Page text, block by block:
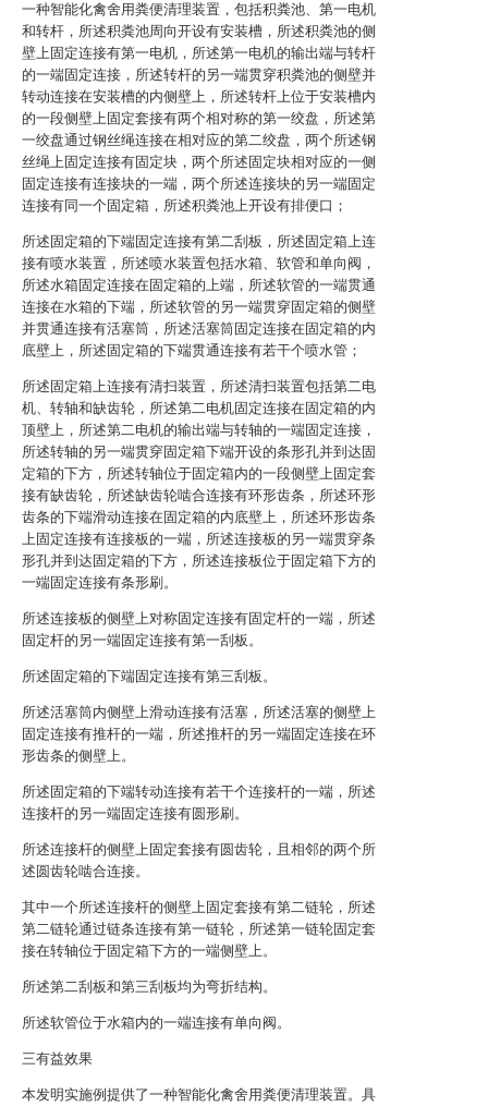
一种智能化禽舍用粪便清理装置，包括积粪池、第一电机
和转杆，所述积粪池周向开设有安装槽，所述积粪池的侧
壁上固定连接有第一电机，所述第一电机的输出端与转杆
的一端固定连接，所述转杆的另一端贯穿积粪池的侧壁并
转动连接在安装槽的内侧壁上，所述转杆上位于安装槽内
的一段侧壁上固定套接有两个相对称的第一绞盘，所述第
一绞盘通过钢丝绳连接在相对应的第二绞盘，两个所述钢
丝绳上固定连接有固定块，两个所述固定块相对应的一侧
固定连接有连接块的一端，两个所述连接块的另一端固定
连接有同一个固定箱，所述积粪池上开设有排便口；
所述固定箱的下端固定连接有第二刮板，所述固定箱上连
接有喷水装置，所述喷水装置包括水箱、软管和单向阀，
所述水箱固定连接在固定箱的上端，所述软管的一端贯通
连接在水箱的下端，所述软管的另一端贯穿固定箱的侧壁
并贯通连接有活塞筒，所述活塞筒固定连接在固定箱的内
底壁上，所述固定箱的下端贯通连接有若干个喷水管；
所述固定箱上连接有清扫装置，所述清扫装置包括第二电
机、转轴和缺齿轮，所述第二电机固定连接在固定箱的内
顶壁上，所述第二电机的输出端与转轴的一端固定连接，
所述转轴的另一端贯穿固定箱下端开设的条形孔并到达固
定箱的下方，所述转轴位于固定箱内的一段侧壁上固定套
接有缺齿轮，所述缺齿轮啮合连接有环形齿条，所述环形
齿条的下端滑动连接在固定箱的内底壁上，所述环形齿条
上固定连接有连接板的一端，所述连接板的另一端贯穿条
形孔并到达固定箱的下方，所述连接板位于固定箱下方的
一端固定连接有条形刷。
所述连接板的侧壁上对称固定连接有固定杆的一端，所述
固定杆的另一端固定连接有第一刮板。
所述固定箱的下端固定连接有第三刮板。
所述活塞筒内侧壁上滑动连接有活塞，所述活塞的侧壁上
固定连接有推杆的一端，所述推杆的另一端固定连接在环
形齿条的侧壁上。
所述固定箱的下端转动连接有若干个连接杆的一端，所述
连接杆的另一端固定连接有圆形刷。
所述连接杆的侧壁上固定套接有圆齿轮，且相邻的两个所
述圆齿轮啮合连接。
其中一个所述连接杆的侧壁上固定套接有第二链轮，所述
第二链轮通过链条连接有第一链轮，所述第一链轮固定套
接在转轴位于固定箱下方的一端侧壁上。
所述第二刮板和第三刮板均为弯折结构。
所述软管位于水箱内的一端连接有单向阀。
三有益效果
本发明实施例提供了一种智能化禽舍用粪便清理装置。具